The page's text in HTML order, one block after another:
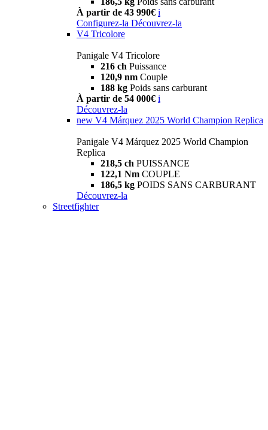
À partir de 43 990€ i
Configurez-la Découvrez-la
V4 Tricolore
Panigale V4 Tricolore
216 ch Puissance
120,9 nm Couple
188 kg Poids sans carburant
À partir de 54 000€ i
Découvrez-la
new V4 Márquez 2025 World Champion Replica
Panigale V4 Márquez 2025 World Champion
Replica
218,5 ch PUISSANCE
122,1 Nm COUPLE
186,5 kg POIDS SANS CARBURANT
Découvrez-la
Streetfighter